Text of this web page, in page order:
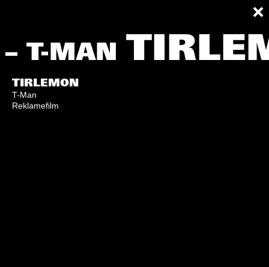
T-MAN
TIRLEMON
T-Man
Reklamefilm